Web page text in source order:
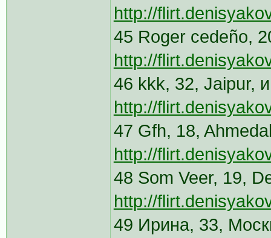
http://
45 Roger cedeño,
http://
46 kkk, 32, Jaipur,
http://
47 Gfh, 18,
http://
48 Som Veer, 19,
http://
49 Ирина, 33,